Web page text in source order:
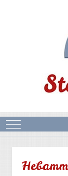
Mobile Menu